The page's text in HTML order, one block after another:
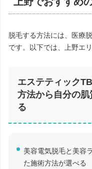
脱毛する方法には、医療
です。以下では、上野エ
エステティック
方法から自分の
る
美容電気脱毛と美容
た施術方法が選べる